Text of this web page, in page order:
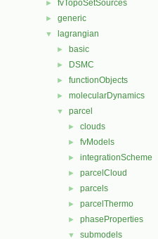
► fvTopoSetSources
► generic
▼ lagrangian
► basic
► DSMC
► functionObjects
► molecularDynamics
▼ parcel
► clouds
► fvModels
► integrationScheme
► parcelCloud
► parcels
► parcelThermo
► phaseProperties
▼ submodels